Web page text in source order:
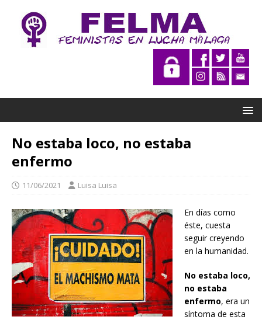
No estaba loco, no estaba
enfermo
11/06/2021 Luisa Luisa
En días como
éste, cuesta
seguir creyendo
en la humanidad.
No estaba loco,
no estaba
enfermo, era un
síntoma de esta